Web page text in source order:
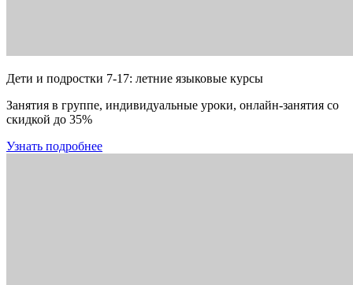
Дети и подростки 7-17: летние языковые курсы
Занятия в группе, индивидуальные уроки, онлайн-занятия со
скидкой до 35%
Узнать подробнее